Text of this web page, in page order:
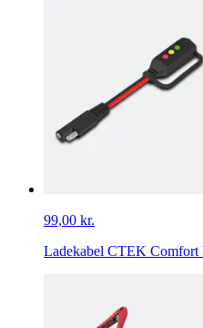
99,00 kr.
Ladekabel CTEK Comfort